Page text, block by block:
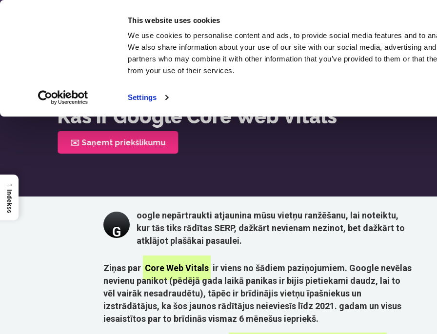
This website uses cookies
We use cookies to personalise content and ads, to provide social media features and to
We also share information about your use of our site with our social media, advertising
partners who may combine it with other information that you’ve provided to them or that
from your use of their services.
Settings
Pāriet
SEO Lejupielādes SEO Emuārs
Resursi
Atsauksmes
Sākums > Kas Ir Google Core Web Vitals
Kas ir Google Core Web Vitals
✉️ Saņemt priekšlikumu
G
oogle nepārtraukti atjaunina mūsu vietņu ranžēšanu, lai noteiktu,
kur tās tiks rādītas SERP, dažkārt nevienam nezinot, bet dažkārt to
atklājot plašākai pasaulei.
Ziņas par Core Web Vitals ir viens no šādiem paziņojumiem. Google nevēlas
nevienu panikot (pēdējā gada laikā panikas ir bijis pietiekami daudz, lai to
vēl vairāk nesadraudētu), tāpēc ir brīdinājis vietņu īpašniekus un
izstrādātājus, ka šos jaunos rādītājus neieviesīs līdz 2021. gadam un visus
iesaistītos par to brīdinās vismaz 6 mēnešus iepriekš.
→
Indekss